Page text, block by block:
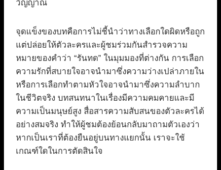
วิญญาณ
จุดแข็งของบทคือการไม่ชี้นำว่าทางเลือกใดผิดหรือถูก
แต่ปล่อยให้ตัวละครและผู้ชมร่วมกันสำรวจความ
หมายของคำว่า “รันทด” ในมุมมองที่ต่างกัน การเลือก
ความรักที่สบายใจอาจนำมาซึ่งความว่างเปล่าภายใน
หรือการเลือกทำตามหัวใจอาจนำมาซึ่งความลำบาก
ในชีวิตจริง บทสนทนาในเรื่องมีความคมคายและมี
ความเป็นมนุษย์สูง สื่อสารความสับสนของตัวละครได้
อย่างสมจริง ทำให้ผู้ชมต้องย้อนกลับมาถามตัวเองว่า
หากเป็นเราที่ต้องยืนอยู่บนทางแยกนั้น เราจะใช้
เกณฑ์ใดในการตัดสินใจ